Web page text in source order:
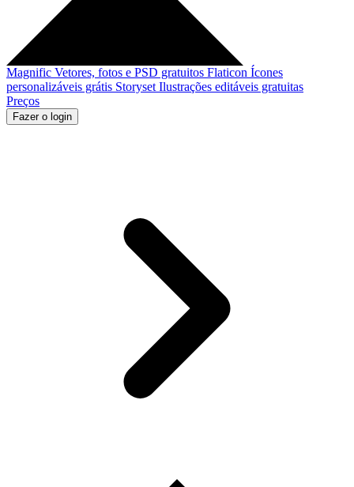
Magnific Vetores, fotos e PSD gratuitos Flaticon Ícones
personalizáveis grátis Storyset Ilustrações editáveis gratuitas
Preços
Fazer o login